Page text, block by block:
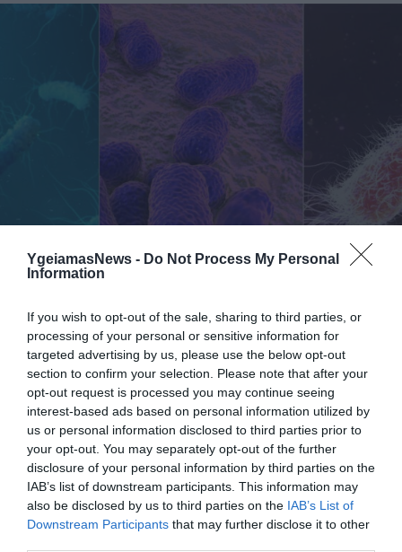
YgeiamasNews - Do Not Process My Personal
Information
If you wish to opt-out of the sale, sharing to third parties, or
processing of your personal or sensitive information for
targeted advertising by us, please use the below opt-out
section to confirm your selection. Please note that after your
opt-out request is processed you may continue seeing
interest-based ads based on personal information utilized by
us or personal information disclosed to third parties prior to
your opt-out. You may separately opt-out of the further
disclosure of your personal information by third parties on the
IAB’s list of downstream participants. This information may
also be disclosed by us to third parties on the IAB’s List of
Downstream Participants that may further disclose it to other
07.08.2026 15:10
πρώτη φορά 16 τεχνητούς ιούς με
AI – Οι προειδοποιήσεις για τη
βιοασφάλεια
Ερευνητές σχεδίασαν 16 νέους βακτηριοφάγους με τη βοήθεια Τεχνητής Νοημοσύνης που εξοντώνουν
ανθεκτικά μικρόβια